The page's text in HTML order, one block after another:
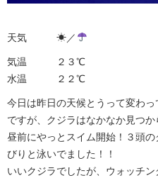
天気 ☀︎／
気温 ２３℃
水温 ２２℃
今日は昨日の天候とうって変わっ
ですが、クジラはなかなか見つ
昼前にやっとスイム開始！３頭
びりと泳いでました！！
いいクジラでしたが、ウォッチ